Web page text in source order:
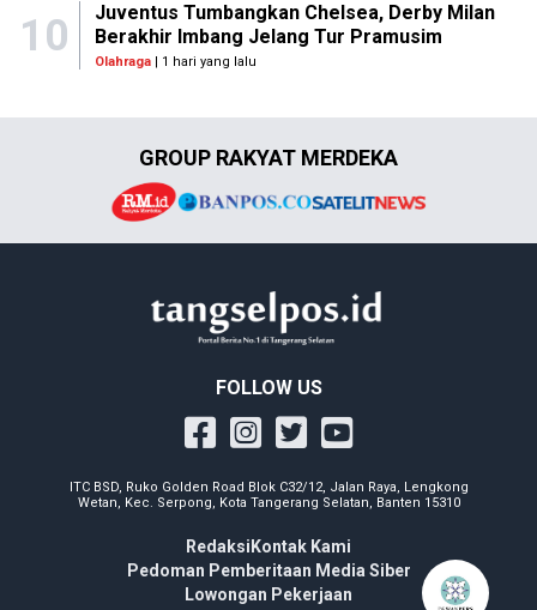
10
Juventus Tumbangkan Chelsea, Derby Milan
Berakhir Imbang Jelang Tur Pramusim
Olahraga| 1 hari yang lalu
GROUP RAKYAT MERDEKA
FOLLOW US
ITC BSD, Ruko Golden Road Blok C32/12, Jalan Raya, Lengkong
Wetan, Kec. Serpong, Kota Tangerang Selatan, Banten 15310
Redaksi Kontak Kami
Pedoman Pemberitaan Media Siber
Lowongan Pekerjaan